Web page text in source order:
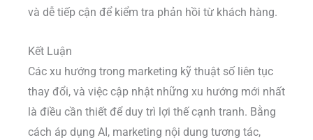
và dễ tiếp cận để kiểm tra phản hồi từ khách hàng.
Kết Luận
Các xu hướng trong marketing kỹ thuật số liên tục
thay đổi, và việc cập nhật những xu hướng mới nhất
là điều cần thiết để duy trì lợi thế cạnh tranh. Bằng
cách áp dụng AI, marketing nội dung tương tác,